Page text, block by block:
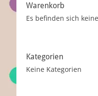
Warenkorb
Es befinden sich
Kategorien
Keine Kategorien